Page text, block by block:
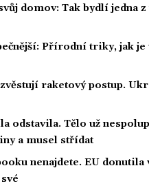
domov: Tak bydlí jedna
Přírodní triky, jak je
zvěstují raketový postup.
odstavila. Tělo už
a musel střídat
nenajdete. EU